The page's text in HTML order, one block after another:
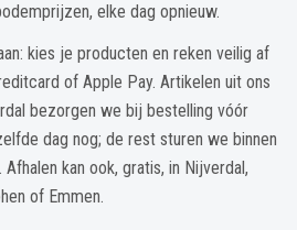
elke dag opnieuw.
kies je producten en reken veilig af
of Apple Pay. Artikelen uit ons
bezorgen we bij bestelling vóór
dag nog; de rest sturen we binnen
kan ook, gratis, in Nijverdal,
of Emmen.